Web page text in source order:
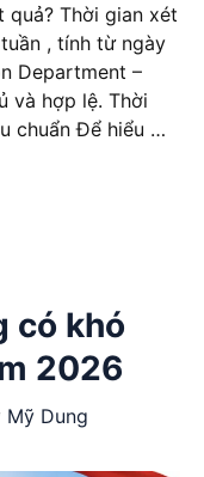
quả? Thời gian xét
, tính từ ngày
Department –
và hợp lệ. Thời
chuẩn Để hiểu …
có khó
2026
Mỹ Dung